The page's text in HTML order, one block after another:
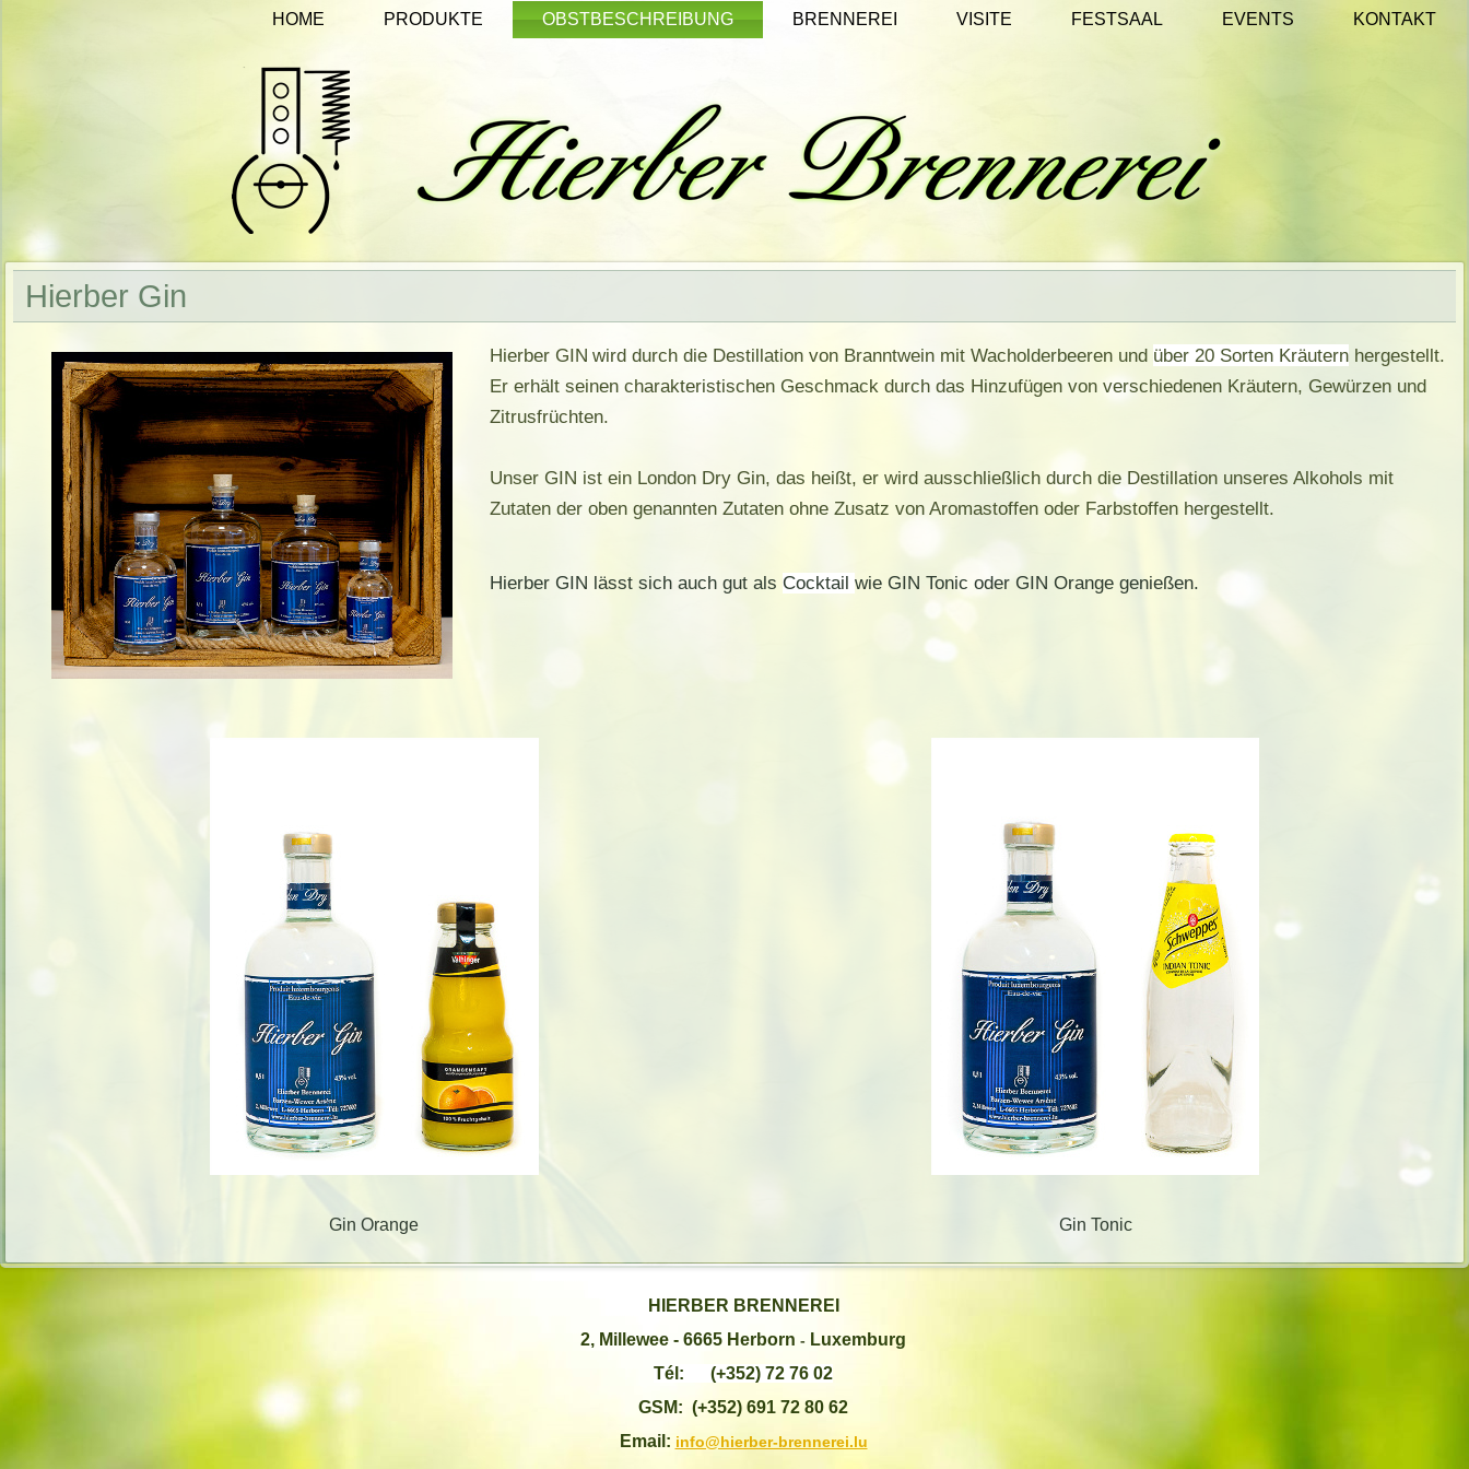
HOME PRODUKTE OBSTBESCHREIBUNG BRENNEREI VISITE FESTSAAL EVENTS KONTAKT
Hierber Gin
Hierber GIN wird durch die Destillation von Branntwein mit Wacholderbeeren und über 20 Sorten Kräutern hergestellt.
Er erhält seinen charakteristischen Geschmack durch das Hinzufügen von verschiedenen Kräutern, Gewürzen und
Zitrusfrüchten.
Unser GIN ist ein London Dry Gin, das heißt, er wird ausschließlich durch die Destillation unseres Alkohols mit
Zutaten der oben genannten Zutaten ohne Zusatz von Aromastoffen oder Farbstoffen hergestellt.
Hierber GIN lässt sich auch gut als Cocktail wie GIN Tonic oder GIN Orange genießen.
Gin Orange Gin Tonic
HIERBER BRENNEREI
2, Millewee - 6665 Herborn - Luxemburg
Tél: (+352) 72 76 02
GSM: (+352) 691 72 80 62
Email: info@hierber-brennerei.lu